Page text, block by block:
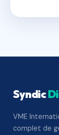
Syndic
VME
complet de